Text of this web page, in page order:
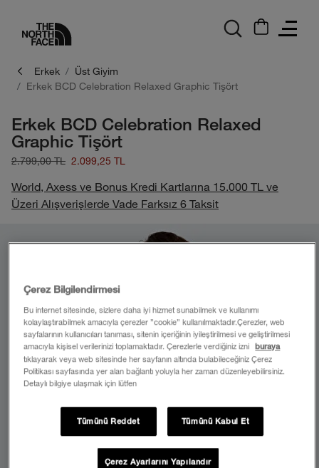
Erkek
Üst Giyim
Erkek BCD Celebration Relaxed Graphic Tişört
Erkek BCD Celebration Relaxed
Graphic Tişört
2.099,25 TL
2.799,00 TL
World, Axess ve Bonus Kredi Kartlarına 15.000 TL ve
Üzeri Alışverişlerde Vade Farksız 6 Taksit
Çerez Bilgilendirmesi
Bu internet sitesinde, sizlere daha iyi hizmet sunabilmek ve kullanımı
kolaylaştırabilmek amacıyla çerezler ”cookie” kullanılmaktadır.Çerezler, web
sayfalarının kullanıcıları tanıması, sitenin içeriğinin iyileştirilmesi ve geliştirilmesi
amacıyla kişisel verilerinizi toplamaktadır. Çerezlerle verdiğiniz izni
buraya
tıklayarak veya web sitesinde her sayfanın altında bulabileceğiniz Çerez
Politikası sayfasında yer alan bağlantı yoluyla her zaman düzenleyebilirsiniz.
Detaylı bilgiye ulaşmak için lütfen
Tümünü Reddet Tümünü Kabul Et
Çerez Ayarlarını Yapılandır